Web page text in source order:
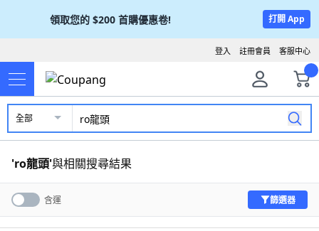
領取您的 $200 首購優惠卷! 打開 App
客服中心
註冊會員
登入
全部
'ro龍頭'與相關搜尋結果
含運 篩選器